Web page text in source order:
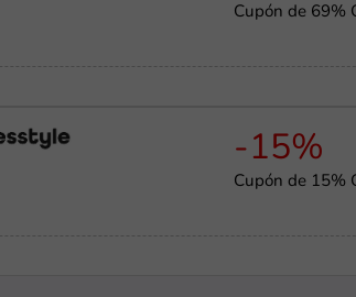
Cupón de 69%
-15%
Cupón de 15%